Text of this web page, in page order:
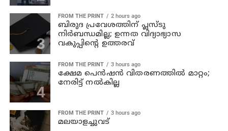
FROM THE PRINT 2 hours ago
ബിരുദ പ്രവേശത്തിന് പ്ലസ്ടു
നിര്‍ബന്ധമില്ല; ഉന്നത വിദ്യാഭ്യാസ
വകുപ്പിന്റെ ഉത്തരവ്
FROM THE PRINT 3 hours ago
ക്ഷേമ പെന്‍ഷന്‍ വിതരണത്തില്‍ മാറ്റം;
നേരിട്ട് നല്‍കില്ല
FROM THE PRINT 3 hours ago
മലയാളച്ചുവട്